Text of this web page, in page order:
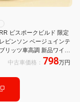
ビスポークビルド 限定
ビンソン ベージュインテ
リッツ車高調 新品ワイト
後ドラレコ デジタルインナ
車保証 ワンオーナー 禁
ーキャリバー F6 ミッシ
中古車価格： 798万円